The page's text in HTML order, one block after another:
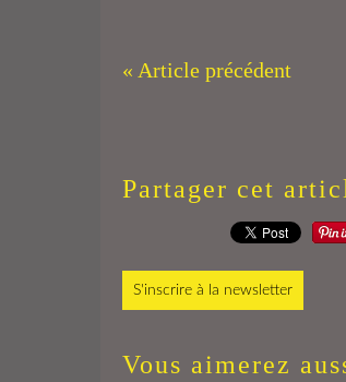
« Article précédent
Partager cet
S'inscrire à la newsletter
Vous aimerez